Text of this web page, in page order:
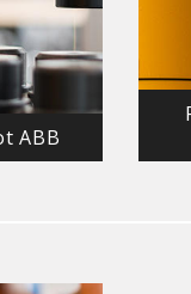
ABB